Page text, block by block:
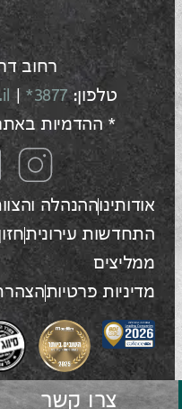
רחוב
טלפון:3877*
|
* ההדמיות
אודותינוההנהלה
התחדשות עירונית
ממליצים
מדיניות פרטיות
צרו קשר